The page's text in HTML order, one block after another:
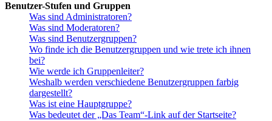
Benutzer-Stufen und Gruppen
Was sind Administratoren?
Was sind Moderatoren?
Was sind Benutzergruppen?
Wo finde ich die Benutzergruppen und wie trete ich ihnen
bei?
Wie werde ich Gruppenleiter?
Weshalb werden verschiedene Benutzergruppen farbig
dargestellt?
Was ist eine Hauptgruppe?
Was bedeutet der „Das Team“-Link auf der Startseite?